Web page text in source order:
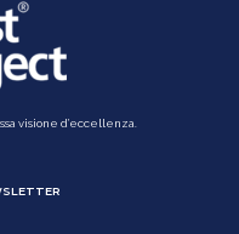
visione d’eccellenza.